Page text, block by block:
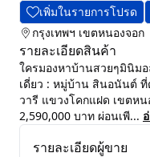
เพิ่มในรายการโปรด
กรุงเทพฯ เขตหนองจอก
รายละเอียดสินค้า
ใครมองหาบ้านสวยๆมินิ
เดี่ยว : หมู่บ้าน สินอนันต์ ที่
วารี แขวงโคกแฝด เขตห
2,590,000 บาท ผ่อนเพี...
รายละเอียดผู้ขาย